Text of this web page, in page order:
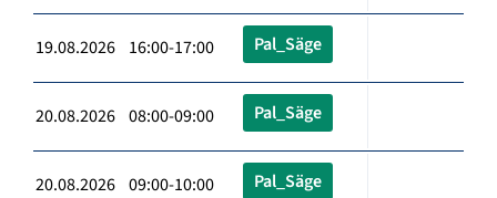
19.08.2026 16:00-17:00 Pal_Säge
20.08.2026 08:00-09:00 Pal_Säge
20.08.2026 09:00-10:00 Pal_Säge